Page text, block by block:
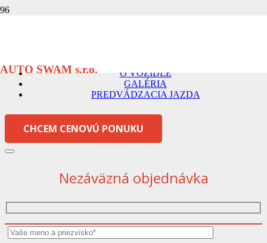
AUTO SWAM s.r.o.
O VOZIDLE
GALÉRIA
PREDVÁDZACIA JAZDA
CHCEM CENOVÚ PONUKU
Nezáväzná objednávka